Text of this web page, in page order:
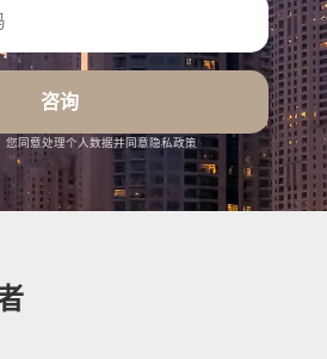
咨询
您同意处理个人数据并同意隐私政策